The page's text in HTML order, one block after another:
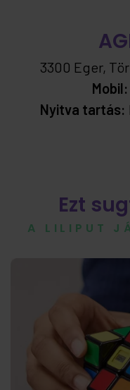
3300 Eger,
Mobil:
Nyitva tartás:
Ezt
A LILIPUT